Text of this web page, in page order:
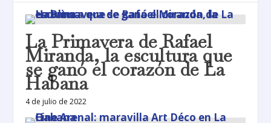
La Primavera de Rafael
Miranda, la escultura que
se ganó el corazón de La
Habana
4 de julio de 2022